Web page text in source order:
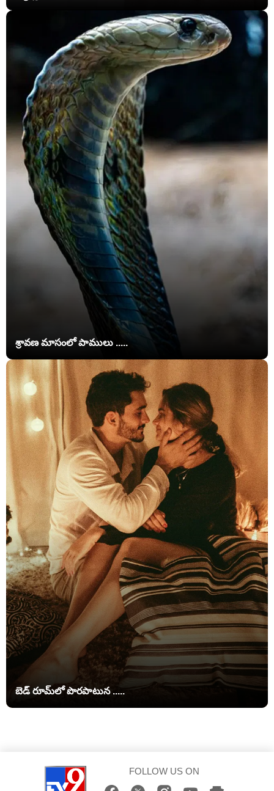
శ్రావణ మాసంలో పాములు .....
బెడ్ రూమ్‌లో పొరపాటున .....
FOLLOW US ON